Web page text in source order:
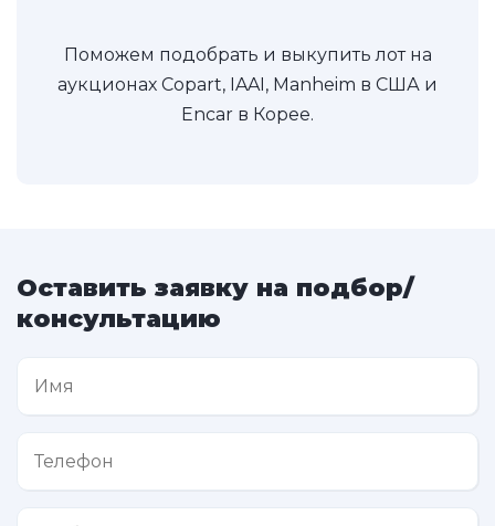
Поможем подобрать и выкупить лот на
аукционах Copart, IAAI, Manheim в США и
Encar в Корее.
Оставить заявку на подбор/
консультацию